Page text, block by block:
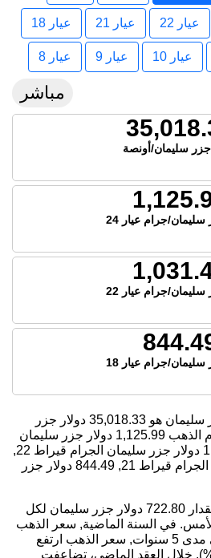
عيار 22 عيار 21 عيار 18
عيار 10 عيار 9 عيار 8
مباشر
جزر سليمان/أونصة
جرام عيار 24
جرام عيار 22
جرام عيار 18
هو 35,018.33 دولار جزر
الذهب 1,125.99 دولار جزر سليمان
دولار جزر سليمان الجرام قيراط 22,
قيراط 21, 844.49 دولار جزر
اليوم، ارتفع سعر الذهب بمقدار 722.80 دولار جزر سليمان لكل
بالأمس. في السنة الماضية, سعر الذهب
ارتفع بمقدار 25.29%. على مدى 5 سنوات, سعر الذهب ارتفع
من الضعف (+151.4%). خلال العقد الماضي، تضاعفت